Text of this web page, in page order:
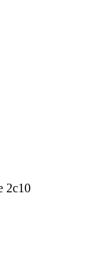
2с10